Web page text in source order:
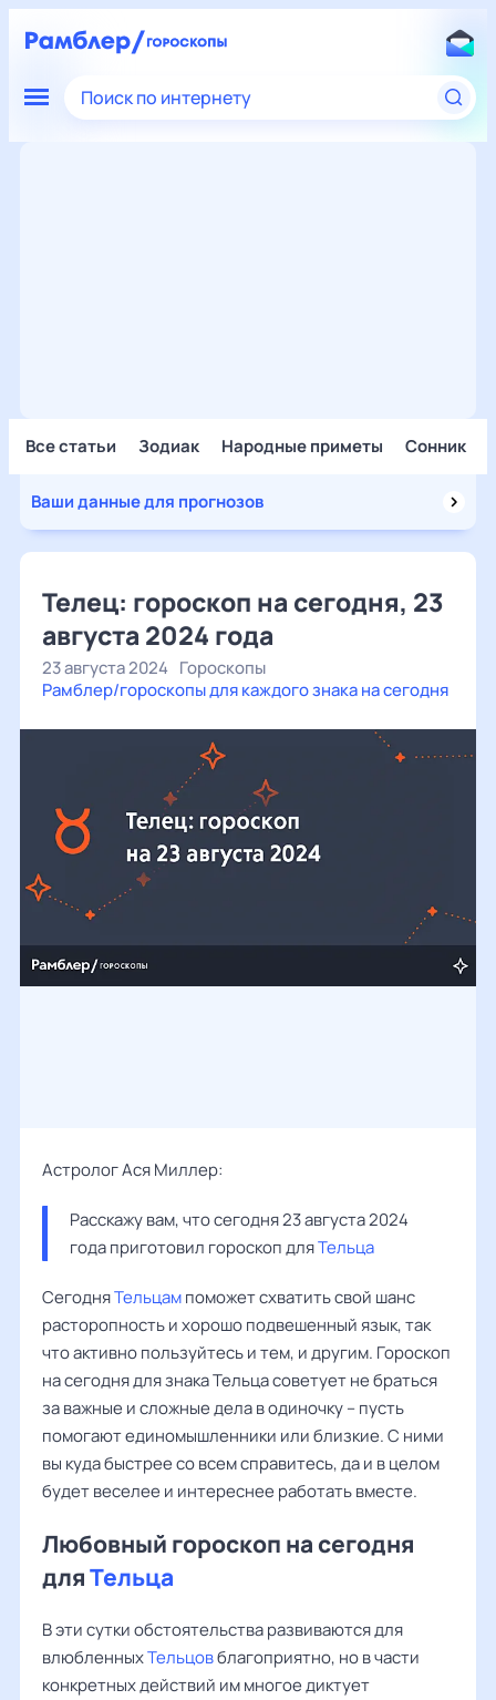
Поиск по интернету
Все статьи Зодиак Народные приметы Сонник
Ваши данные для прогнозов
Телец: гороскоп на сегодня, 23
августа 2024 года
23 августа 2024 Гороскопы
Рамблер/гороскопы для каждого знака на сегодня
Астролог Ася Миллер:
Расскажу вам, что сегодня 23 августа 2024
года приготовил гороскоп для Тельца
СегодняТельцампоможет схватить свой шанс
расторопность и хорошо подвешенный язык, так
что активно пользуйтесь и тем, и другим. Гороскоп
на сегодня для знака Тельца советует не браться
за важные и сложные дела в одиночку – пусть
помогают единомышленники или близкие. С ними
вы куда быстрее со всем справитесь, да и в целом
будет веселее и интереснее работать вместе.
Любовный гороскоп на сегодня
дляТельца
В эти сутки обстоятельства развиваются для
влюбленныхТельцовблагоприятно, но в части
конкретных действий им многое диктует